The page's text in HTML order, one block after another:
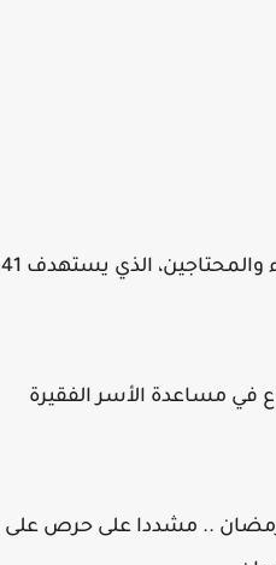
دشنت اليوم مؤسسة بنيان التنموية الاجتماعية مشروع الوجبة الرمضانية للفقراء والمحتاجين، الذي يستهدف 41
في مساعدة الأسر الفقيرة
رمضان .. مشددا على حرص على